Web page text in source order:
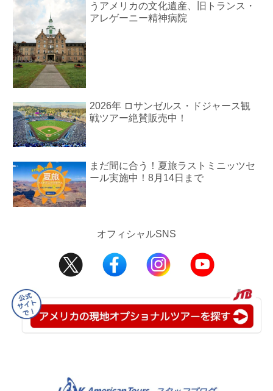
うアメリカの文化遺産、旧トランス・
アレゲーニー精神病院
2026年 ロサンゼルス・ドジャース観
戦ツアー絶賛販売中！
まだ間に合う！夏旅ラストミニッツセ
ール実施中！8月14日まで
オフィシャルSNS